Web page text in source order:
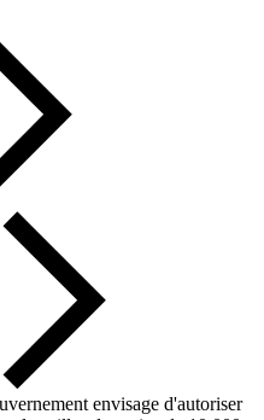
envisage d'autoriser